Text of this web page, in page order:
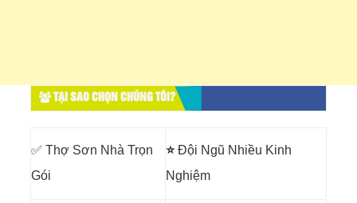
TẠI SAO CHỌN CHÚNG TÔI?
✅ Thợ Sơn Nhà Trọn
Gói
⭐Đội Ngũ Nhiều Kinh
Nghiệm